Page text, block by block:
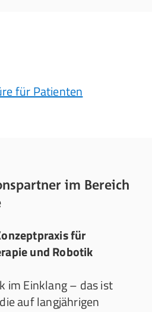
für Patienten
im Bereich
für
und Robotik
im Einklang – das ist
auf langjährigen